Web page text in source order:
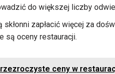
do większej liczby
skłonni zapłacić więcej za
są oceny restauracji.
ceny w